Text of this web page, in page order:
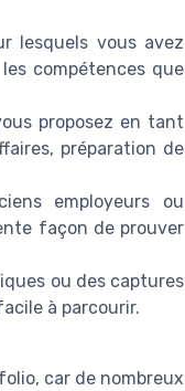
lesquels vous avez
compétences que
proposez en tant
préparation de
employeurs ou
façon de prouver
ou des captures
à parcourir.
car de nombreux